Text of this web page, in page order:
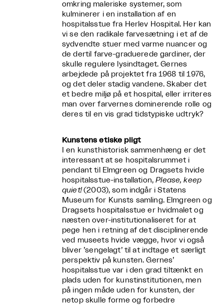
omkring maleriske systemer, som
kulminerer i en installation af en
hospitalsstue fra Herlev Hospital. Her kan
vi se den radikale farvesætning i et af de
sydvendte stuer med varme nuancer og
de dertil farve-graduerede gardiner, der
skulle regulere lysindtaget. Gernes
arbejdede på projektet fra 1968 til 1976,
og det deler stadig vandene. Skaber det
et bedre miljø på et hospital, eller irriteres
man over farvernes dominerende rolle og
deres til en vis grad tidstypiske udtryk?
Kunstens etiske pligt
I en kunsthistorisk sammenhæng er det
interessant at se hospitalsrummet i
pendant til Elmgreen og Dragsets hvide
hospitalsstue-installation,Please, keep
quiet!(2003), som indgår i Statens
Museum for Kunsts samling. Elmgreen og
Dragsets hospitalsstue er hvidmalet og
næsten over-institutionaliseret for at
pege hen i retning af det disciplinerende
ved museets hvide vægge, hvor vi også
bliver ’sengelagt’ til at indtage et særligt
perspektiv på kunsten. Gernes’
hospitalsstue var i den grad tiltænkt en
plads uden for kunstinstitutionen, men
på ingen måde uden for kunsten, der
netop skulle forme og forbedre